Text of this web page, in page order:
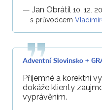
— Jan Obrátil 10. 12.
s průvodcem
Adventní Slovinsko +
Příjemné a korektní
dokáže klienty
vyprávěním.